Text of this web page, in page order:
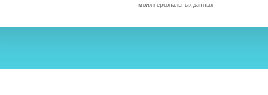
моих персональных данных